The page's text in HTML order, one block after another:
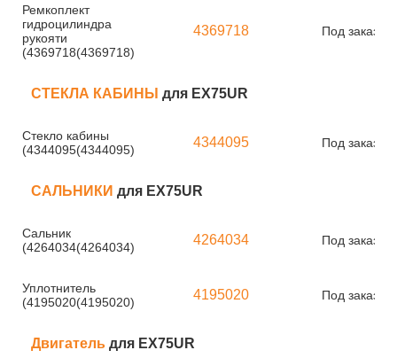
Ремкоплект
гидроцилиндра
рукояти
(4369718(4369718)
4369718 Под заказ
СТЕКЛА КАБИНЫ для EX75UR
Стекло кабины
(4344095(4344095)
4344095 Под заказ
САЛЬНИКИ для EX75UR
Сальник
(4264034(4264034)
4264034 Под заказ
Уплотнитель
(4195020(4195020)
4195020 Под заказ
Двигатель для EX75UR